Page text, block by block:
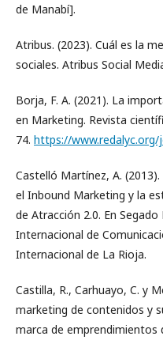
de Manabí].
Atribus. (2023). Cuál es la
sociales. Atribus Social
Borja, F. A. (2021). La
en Marketing. Revista
74. https://
Castelló Martínez, A.
el Inbound Marketing y la
de Atracción 2.0. En Segado
Internacional de
Internacional de La Rioja.
Castilla, R., Carhuayo, C. y
marketing de contenidos y
marca de emprendimientos